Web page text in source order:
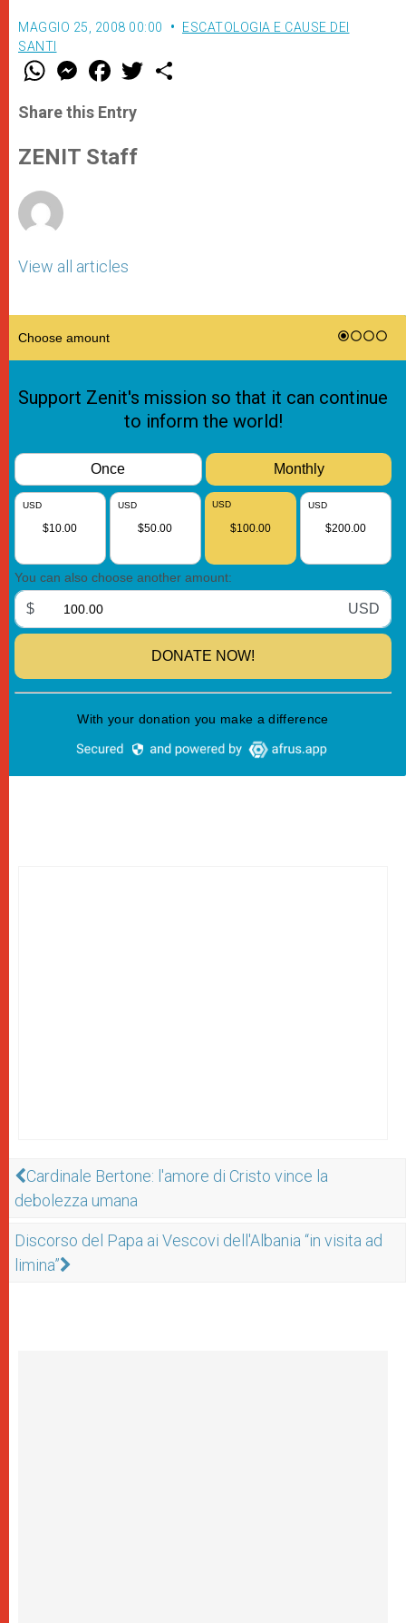
MAGGIO 25, 2008 00:00
ESCATOLOGIA E CAUSE DEI
SANTI
W
t
s
p
p
M
e
s
e
g
e
F
a
e
b
o
k
w
Share this Entry
ZENIT Staff
View all articles
Cardinale Bertone: l'amore di Cristo vince la
debolezza umana
Discorso del Papa ai Vescovi dell'Albania “in visita ad
limina”